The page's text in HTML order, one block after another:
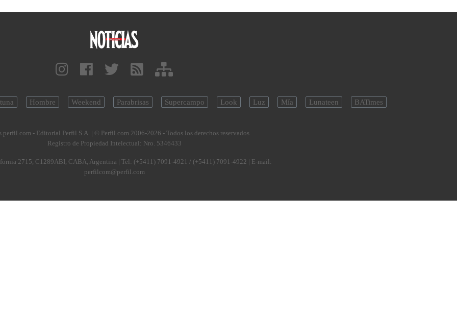
Hombre Weekend Parabrisas Supercampo Look Luz Mía Lunateen BATimes
- Editorial Perfil S.A. | © Perfil.com 2006-2026 - Todos los derechos reservados
Registro de Propiedad Intelectual: Nro. 5346433
2715, C1289ABI, CABA, Argentina | Tel: (+5411) 7091-4921 / (+5411) 7091-4922 | E-mail:
perfilcom@perfil.com